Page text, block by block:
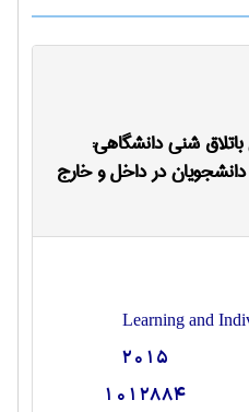
شنی دانشگاهی:
دانشجویان در داخل و خارج
Learning and
2015
1012884